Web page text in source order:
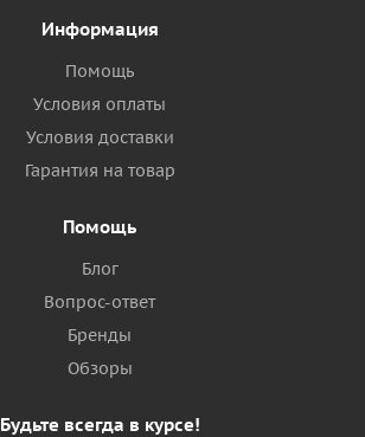
Информация
Помощь
Условия оплаты
Условия доставки
Гарантия на товар
Помощь
Блог
Вопрос-ответ
Бренды
Обзоры
Будьте всегда в курсе!